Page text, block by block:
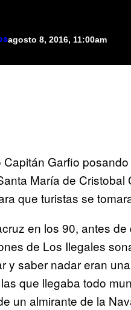
agosto 8, 2016, 11:00am
Garfio
María de
que turistas se
en los 90, antes
de Los Ilegales
y saber nadar eran
que llegaba todo
un almirante de la